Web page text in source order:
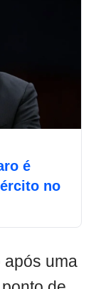
é
no
após uma